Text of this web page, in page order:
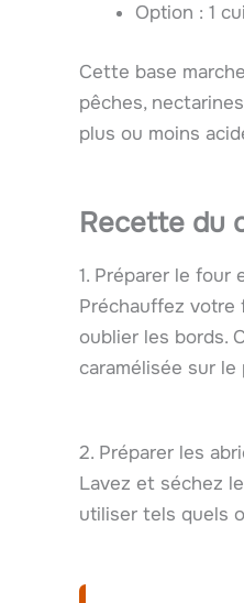
Option : 1
Cette base
pêches,
plus ou moins
Recette du
1. Préparer le four
Préchauffez votre
oublier les bords.
caramélisée sur le
2. Préparer les
Lavez et séchez
utiliser tels quels